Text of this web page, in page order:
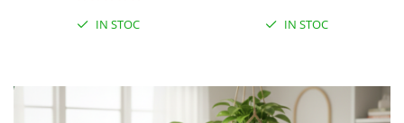
IN STOC IN STOC